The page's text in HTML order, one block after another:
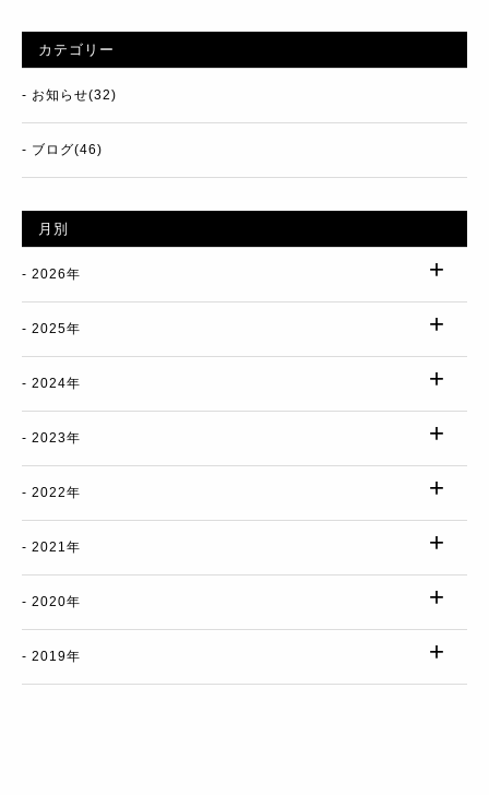
カテゴリー
お知らせ(32)
ブログ(46)
月別
2026年
2025年
2024年
2023年
2022年
2021年
2020年
2019年